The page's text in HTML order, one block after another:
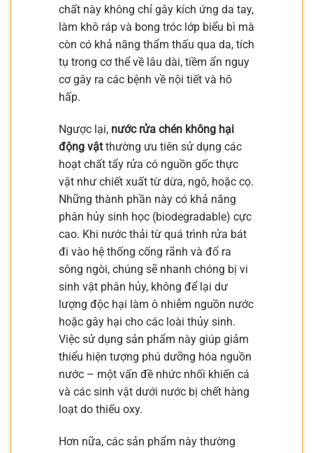
chất này không chỉ gây kích ứng da tay,
làm khô ráp và bong tróc lớp biểu bì mà
còn có khả năng thẩm thấu qua da, tích
tụ trong cơ thể về lâu dài, tiềm ẩn nguy
cơ gây ra các bệnh về nội tiết và hô
hấp.
Ngược lại, nước rửa chén không hại
động vậtthường ưu tiên sử dụng các
hoạt chất tẩy rửa có nguồn gốc thực
vật như chiết xuất từ dừa, ngô, hoặc cọ.
Những thành phần này có khả năng
phân hủy sinh học (biodegradable) cực
cao. Khi nước thải từ quá trình rửa bát
đi vào hệ thống cống rãnh và đổ ra
sông ngòi, chúng sẽ nhanh chóng bị vi
sinh vật phân hủy, không để lại dư
lượng độc hại làm ô nhiễm nguồn nước
hoặc gây hại cho các loài thủy sinh.
Việc sử dụng sản phẩm này giúp giảm
thiểu hiện tượng phú dưỡng hóa nguồn
nước – một vấn đề nhức nhối khiến cá
và các sinh vật dưới nước bị chết hàng
loạt do thiếu oxy.
Hơn nữa, các sản phẩm này thường